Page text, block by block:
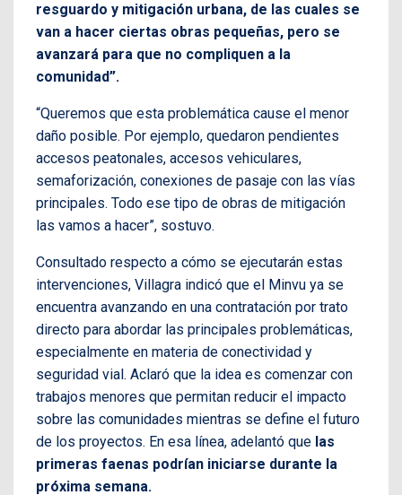
resguardo y mitigación urbana, de las cuales se
van a hacer ciertas obras pequeñas, pero se
avanzará para que no compliquen a la
comunidad”.
“Queremos que esta problemática cause el menor
daño posible. Por ejemplo, quedaron pendientes
accesos peatonales, accesos vehiculares,
semaforización, conexiones de pasaje con las vías
principales. Todo ese tipo de obras de mitigación
las vamos a hacer”, sostuvo.
Consultado respecto a cómo se ejecutarán estas
intervenciones, Villagra indicó que el Minvu ya se
encuentra avanzando en una contratación por trato
directo para abordar las principales problemáticas,
especialmente en materia de conectividad y
seguridad vial. Aclaró que la idea es comenzar con
trabajos menores que permitan reducir el impacto
sobre las comunidades mientras se define el futuro
de los proyectos. En esa línea, adelantó que las
primeras faenas podrían iniciarse durante la
próxima semana.